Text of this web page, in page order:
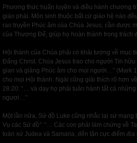
Phương thức huấn luyện và điều hành chương
giáo phái. Môn sinh thuộc bất cứ giáo hệ nào
rao truyền Phúc âm của Chúa Jesus, cần được
của Thượng Đế, giúp họ hoàn thành trọng trách
Hội thánh của Chúa phải có khải tượng về mục
Đấng Christ. Chúa Jesus trao cho người Tín hữu
gian và giảng Phúc âm cho mọi người…” (Mark
cho mọi Hội thánh. Ngài cũng giải thích rõ hơn
28:20: “… và dạy họ phải tuân hành tất cả
ngươi…”
Một lần nữa, Sứ đồ Luke cũng nhắc lại sứ mạng
Vụ các Sứ đồ”: “… Các con phải làm chứng về
toàn xứ Judea và Samaria, đến tận cực điểm địa